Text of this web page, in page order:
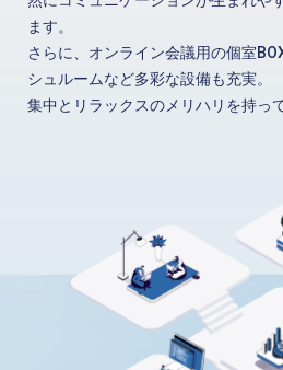
ます。
さらに、オンライン会議用の個室
シュルームなど多彩な設備も充実。
集中とリラックスのメリハリを持っ